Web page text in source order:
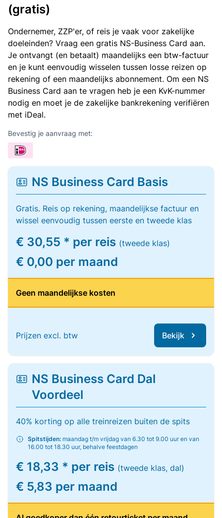
(gratis)
Ondernemer, ZZP'er, of reis je vaak voor zakelijke
doeleinden? Vraag een gratis NS-Business Card aan.
Je ontvangt (en betaalt) maandelijks een btw-factuur
en je kunt eenvoudig wisselen tussen losse reizen op
rekening of een maandelijks abonnement. Om een NS
Business Card aan te vragen heb je een KvK-nummer
nodig en moet je de zakelijke bankrekening verifiëren
met iDeal.
Bevestig je aanvraag met:
NS Business Card Basis
Gratis. Reis op rekening, maandelijkse factuur en
wissel eenvoudig tussen eerste en tweede klas
€ 30,55 * per reis (tweede klas)
€ 0,00 per maand
Geen maandelijkse kosten
Prijzen excl. btw Bekijk
NS Business Card Dal
Voordeel
40% korting op alle treinreizen buiten de spits
Spitstijden: maandag t/m vrijdag van 6.30 tot 9.00 uur en van
16.00 tot 18.30 uur, behalve feestdagen
€ 18,33 * per reis (tweede klas, dal)
€ 5,83 per maand